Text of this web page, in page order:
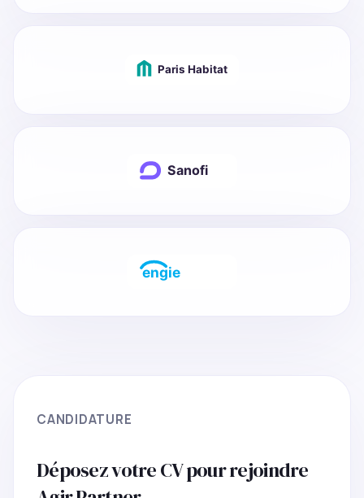
CANDIDATURE
Déposez votre CV pour rejoindre